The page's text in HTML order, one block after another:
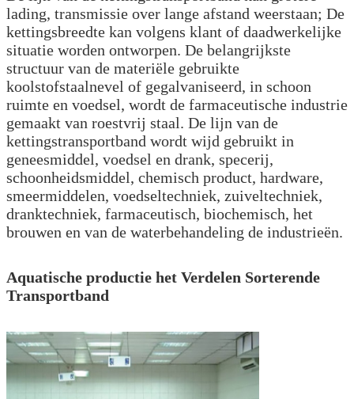
lading, transmissie over lange afstand weerstaan; De
kettingsbreedte kan volgens klant of daadwerkelijke
situatie worden ontworpen. De belangrijkste
structuur van de materiële gebruikte
koolstofstaalnevel of gegalvaniseerd, in schoon
ruimte en voedsel, wordt de farmaceutische industrie
gemaakt van roestvrij staal. De lijn van de
kettingstransportband wordt wijd gebruikt in
geneesmiddel, voedsel en drank, specerij,
schoonheidsmiddel, chemisch product, hardware,
smeermiddelen, voedseltechniek, zuiveltechniek,
dranktechniek, farmaceutisch, biochemisch, het
brouwen en van de waterbehandeling de industrieën.
Aquatische productie het Verdelen Sorterende
Transportband